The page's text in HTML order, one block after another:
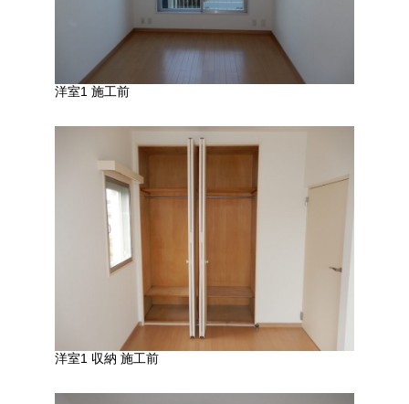
洋室1 施工前
洋室1 収納 施工前